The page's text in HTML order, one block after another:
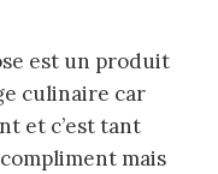
est un produit
culinaire car
et c’est tant
mais